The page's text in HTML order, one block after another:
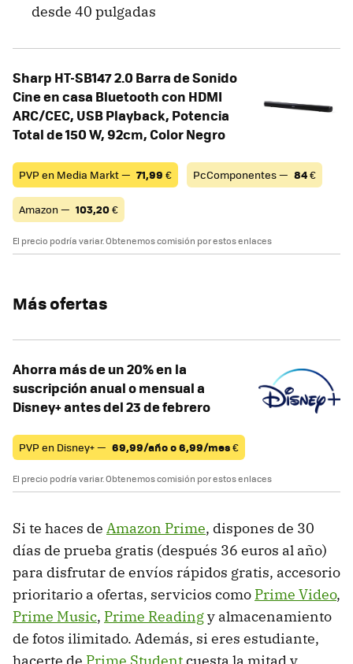
desde 40 pulgadas
Sharp HT-SB147 2.0 Barra de Sonido
Cine en casa Bluetooth con HDMI
ARC/CEC, USB Playback, Potencia
Total de 150 W, 92cm, Color Negro
PVP en Media Markt — 71,99 € PcComponentes — 84€
Amazon — 103,20€
El precio podría variar. Obtenemos comisión por estos enlaces
Más ofertas
Ahorra más de un 20% en la
suscripción anual o mensual a
Disney+ antes del 23 de febrero
PVP en Disney+ — 69,99/año o 6,99/mes€
El precio podría variar. Obtenemos comisión por estos enlaces
Si te haces de Amazon Prime, dispones de 30
días de prueba gratis (después 36 euros al año)
para disfrutar de envíos rápidos gratis, accesorio
prioritario a ofertas, servicios como Prime Video,
Prime Music, Prime Readingy almacenamiento
de fotos ilimitado. Además, si eres estudiante,